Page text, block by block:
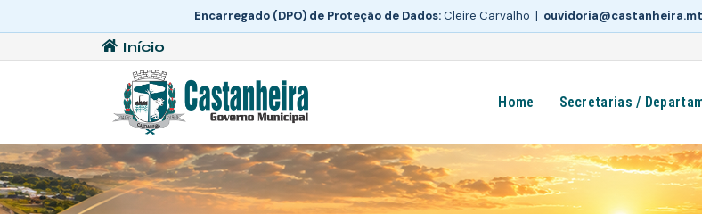
Encarregado (DPO) de Proteção de Dados:Cleire Carvalho |
Início
Home Secretarias /